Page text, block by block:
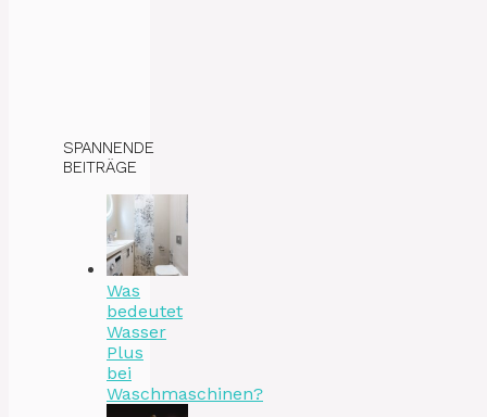
SPANNENDE
BEITRÄGE
Was
bedeutet
Wasser
Plus
bei
Waschmaschinen?